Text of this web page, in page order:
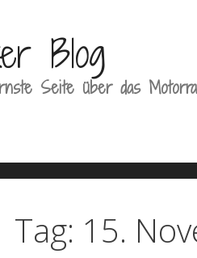
Blog
Seite über das
Tag: 15.